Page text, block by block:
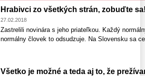
Hrabivci zo všetkých strán, zobuďte
27.02.2018
Zastrelili novinára s jeho priateľkou. Každý
normálny človek to odsudzuje. Na Slovensku sa
Všetko je možné a teda aj to, že